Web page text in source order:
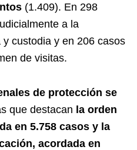
(1.409). En 298
a la
custodia y en 206 casos
de visitas.
de protección se
que destacan la orden
en 5.758 casos y la
acordada en